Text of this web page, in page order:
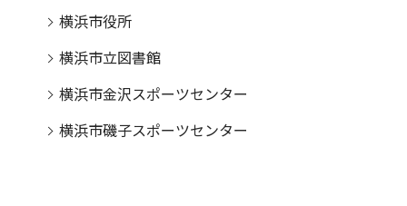
横浜市役所
横浜市立図書館
横浜市金沢スポーツセンター
横浜市磯子スポーツセンター